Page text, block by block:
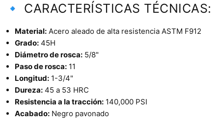
🔹 CARACTERÍSTICAS TÉCNICAS:
Material: Acero aleado de alta resistencia ASTM F912
Grado: 45H
Diámetro de rosca: 5/8"
Paso de rosca: 11
Longitud: 1-3/4"
Dureza: 45 a 53 HRC
Resistencia a la tracción: 140,000 PSI
Acabado: Negro pavonado